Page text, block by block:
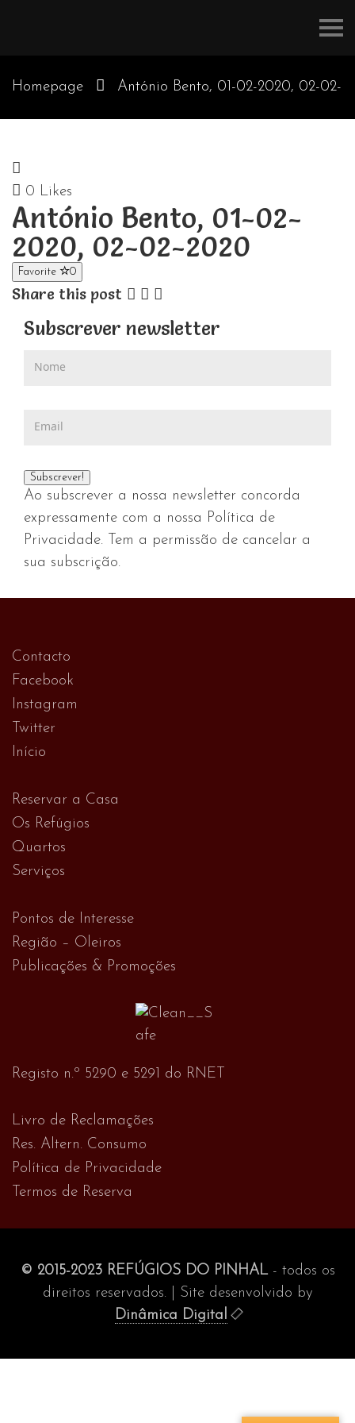
Homepage António Bento, 01-02-2020, 02-02-
0 Likes
António Bento, 01-02-
2020, 02-02-2020
Favorite 0
Share this post
Subscrever newsletter
Ao subscrever a nossa newsletter concorda
expressamente com a nossa Política de
Privacidade. Tem a permissão de cancelar a
sua subscrição.
Contacto
Facebook
Instagram
Twitter
Início
Reservar a Casa
Os Refúgios
Quartos
Serviços
Pontos de Interesse
Região – Oleiros
Publicações & Promoções
Registo n.º 5290 e 5291 do RNET
Livro de Reclamações
Res. Altern. Consumo
Política de Privacidade
Termos de Reserva
© 2015-2023 REFÚGIOS DO PINHAL- todos os
direitos reservados. | Site desenvolvido by
Dinâmica Digital